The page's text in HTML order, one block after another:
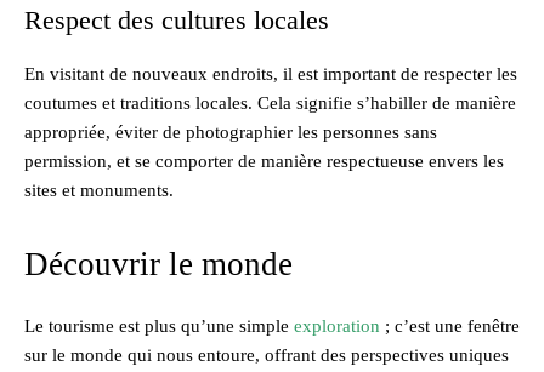
Respect des cultures locales
En visitant de nouveaux endroits, il est important de respecter les
coutumes et traditions locales. Cela signifie s’habiller de manière
appropriée, éviter de photographier les personnes sans
permission, et se comporter de manière respectueuse envers les
sites et monuments.
Découvrir le monde
Le tourisme est plus qu’une simple exploration ; c’est une fenêtre
sur le monde qui nous entoure, offrant des perspectives uniques